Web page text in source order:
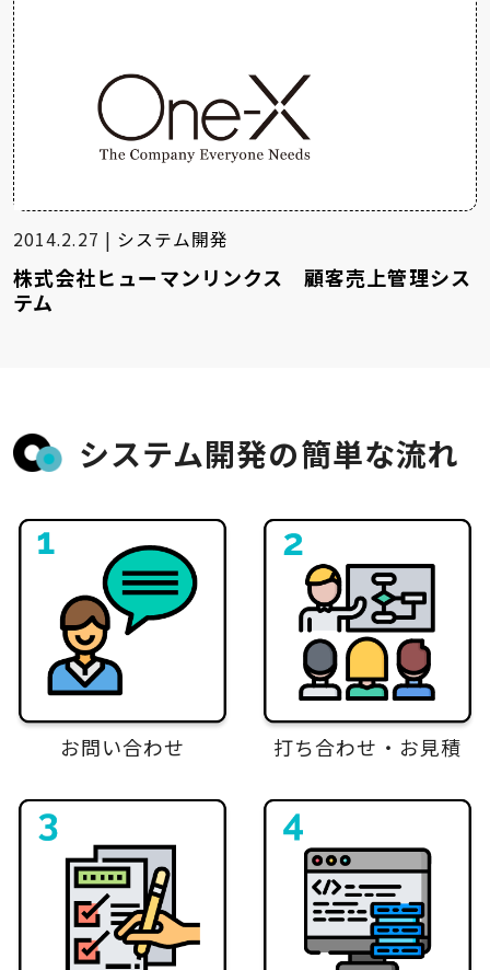
2014.2.27 | システム開発
株式会社ヒューマンリンクス 顧客売上管理シス
テム
システム開発の簡単な流れ
お問い合わせ 打ち合わせ・お見積